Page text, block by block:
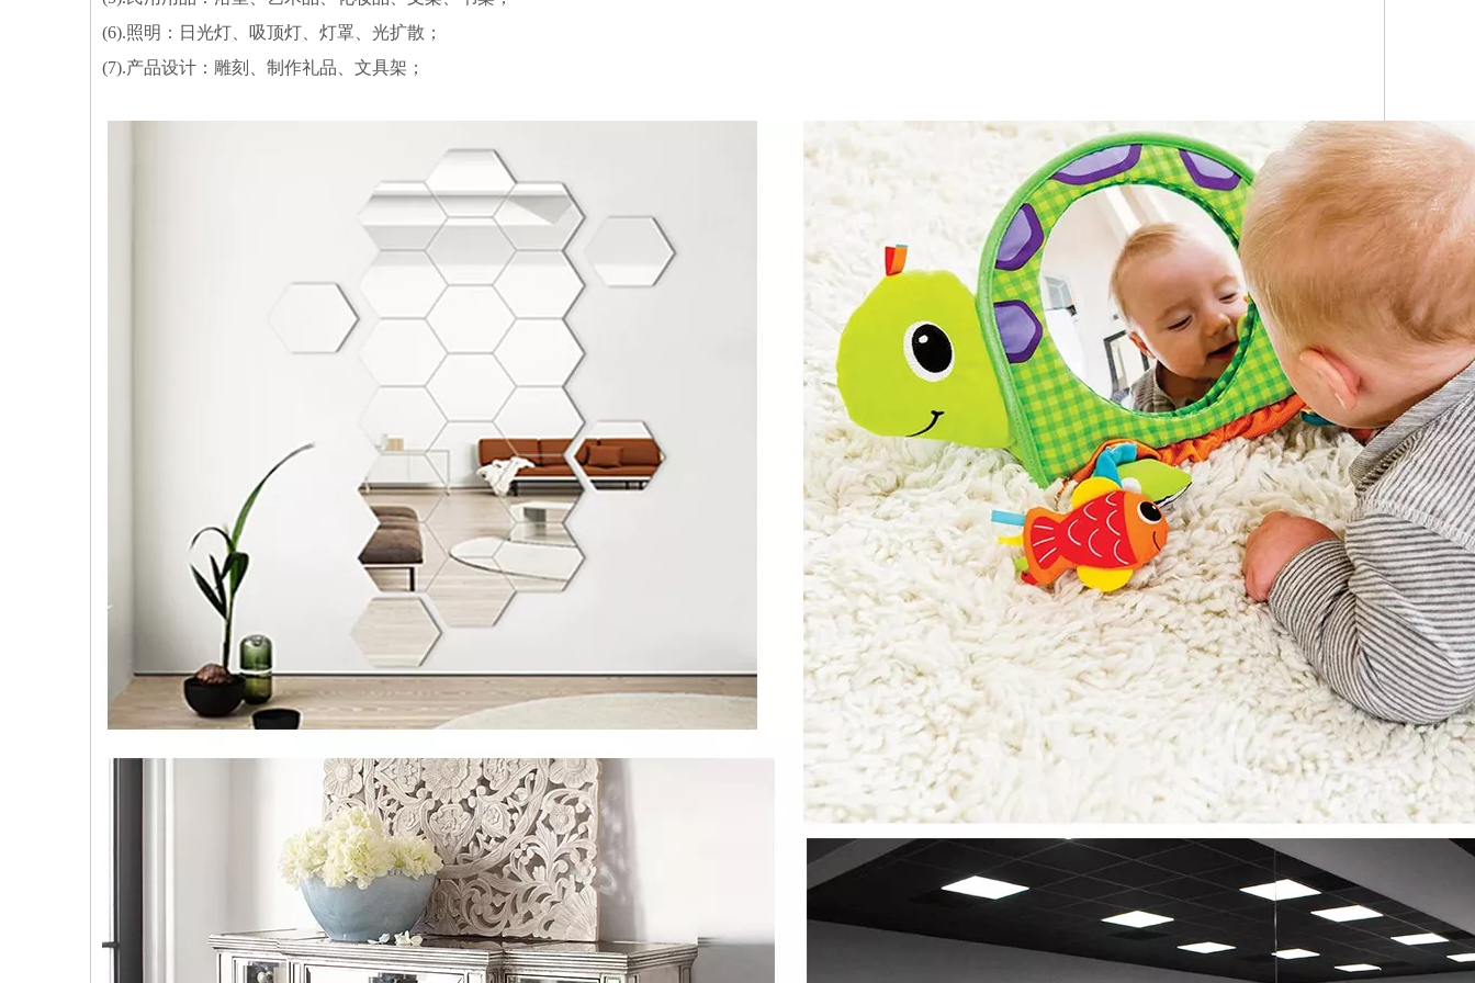
(6).照明：日光灯、吸顶灯、灯罩、光扩散；
(7).产品设计：雕刻、制作礼品、文具架；